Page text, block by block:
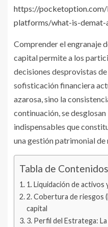
https://
platforms/what-is-
Comprender el engranaje
capital permite a los
decisiones desprovistas
sofisticación financiera
azarosa, sino la
continuación, se
indispensables que
una gestión patrimonial de
Tabla de Contenidos
1. Liquidación de activos
2. Cobertura de riesgos
capital
3. Perfil del Estratega: